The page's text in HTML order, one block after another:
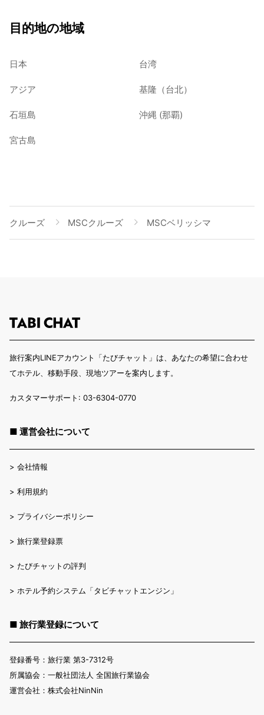
目的地の地域
日本 台湾
アジア 基隆（台北）
石垣島 沖縄 (那覇)
宮古島
クルーズ MSCクルーズ MSCベリッシマ
旅行案内LINEアカウント「たびチャット」は、あなたの希望に合わせ
てホテル、移動手段、現地ツアーを案内します。
カスタマーサポート: 03-6304-0770
■ 運営会社について
> 会社情報
> 利用規約
> プライバシーポリシー
> 旅行業登録票
> たびチャットの評判
> ホテル予約システム「タビチャットエンジン」
■ 旅行業登録について
登録番号：旅行業 第3-7312号
所属協会：一般社団法人 全国旅行業協会
運営会社：株式会社NinNin